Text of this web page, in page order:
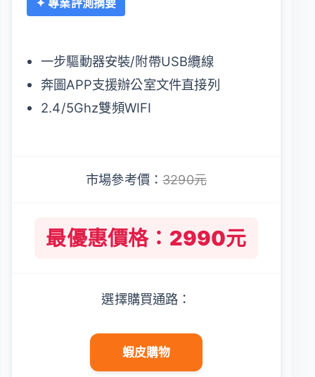
一步驅動器安裝/附帶USB纜線
奔圖APP支援辦公室文件直接列
2.4/5Ghz雙頻WIFI
市場參考價：3290元
最優惠價格：2990元
選擇購買通路：
蝦皮購物